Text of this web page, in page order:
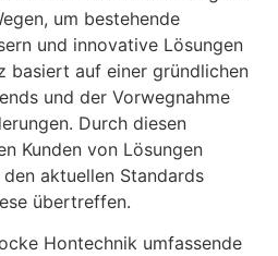
um bestehende
und innovative Lösungen
basiert auf einer gründlichen
und der Vorwegnahme
Durch diesen
Kunden von Lösungen
aktuellen Standards
übertreffen.
Hontechnik umfassende